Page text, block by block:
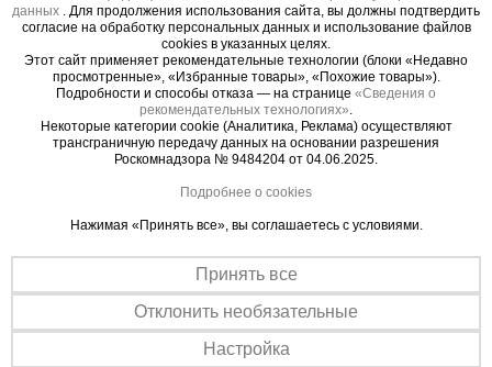
Универсальное решение
Используется для создания защитного слоя как арматурных
прутьев, так и проволоки сварной сетки максимальной толщиной
до 16 мм, при сооружении горизонтальных участков
фундаментов, полов и перекрытий.
Устойчивость
Фиксатор оснащен специальными ножками, обеспечивающими
устойчивость изделия при укладке арматуры на заданной высоте.
данных
. Для продолжения использования сайта, вы должны подтвердить
согласие на обработку персональных данных и использование файлов
cookies в указанных целях.
Этот сайт применяет рекомендательные технологии (блоки «Недавно
просмотренные», «Избранные товары», «Похожие товары»).
Подробности и способы отказа — на странице «Сведения о
рекомендательных технологиях»
Некоторые категории cookie (Аналитика, Реклама) осуществляют
трансграничную передачу данных на основании разрешения
Роскомнадзора № 9484204 от 04.06.2025.
Подробнее о cookies
Нажимая «Принять все», вы соглашаетесь с условиями.
Принять все
Отклонить необязательные
Настройка